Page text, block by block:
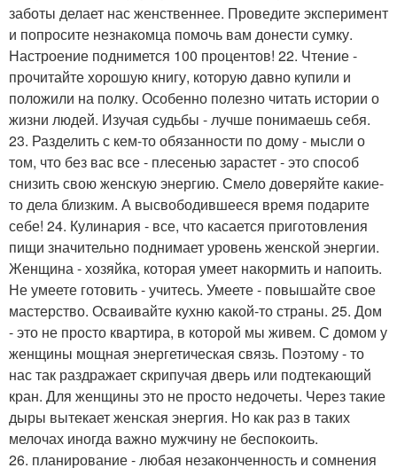
заботы делает нас женственнее. Проведите эксперимент
и попросите незнакомца помочь вам донести сумку.
Настроение поднимется 100 процентов! 22. Чтение -
прочитайте хорошую книгу, которую давно купили и
положили на полку. Особенно полезно читать истории о
жизни людей. Изучая судьбы - лучше понимаешь себя.
23. Разделить с кем-то обязанности по дому - мысли о
том, что без вас все - плесенью зарастет - это способ
снизить свою женскую энергию. Смело доверяйте какие-
то дела близким. А высвободившееся время подарите
себе! 24. Кулинария - все, что касается приготовления
пищи значительно поднимает уровень женской энергии.
Женщина - хозяйка, которая умеет накормить и напоить.
Не умеете готовить - учитесь. Умеете - повышайте свое
мастерство. Осваивайте кухню какой-то страны. 25. Дом
- это не просто квартира, в которой мы живем. С домом у
женщины мощная энергетическая связь. Поэтому - то
нас так раздражает скрипучая дверь или подтекающий
кран. Для женщины это не просто недочеты. Через такие
дыры вытекает женская энергия. Но как раз в таких
мелочах иногда важно мужчину не беспокоить.
26. планирование - любая незаконченность и сомнения